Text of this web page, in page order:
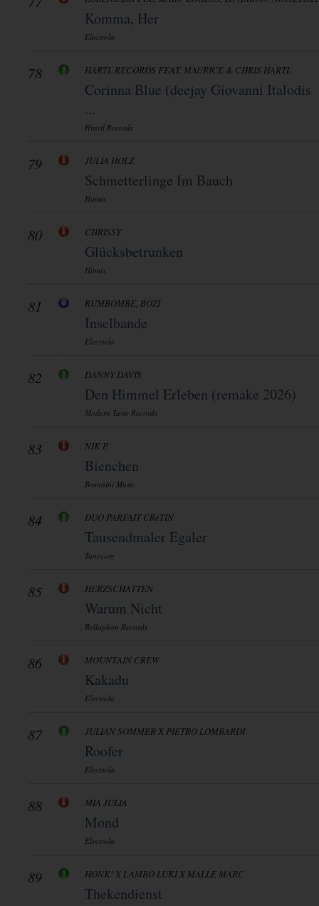
Komma, Her
Electrola
78 HARTL RECORDS FEAT. MAURICE & CHRIS HARTL
Corinna Blue (deejay Giovanni Italodis
...
Hrartl Records
79 JULIA HOLZ
Schmetterlinge Im Bauch
Hitmix
80 CHRISSY
Glücksbetrunken
Hitmix
81 RUMBOMBE, BOZI
Inselbande
Electrola
82 DANNY DAVIS
Den Himmel Erleben (remake 2026)
Modern Taste Records
83 NIK P.
Bienchen
Brannini Music
84 DUO PARFAIT CRéTIN
Tausendmaler Egaler
Tunecore
85 HERZSCHATTEN
Warum Nicht
Bellaphon Records
86 MOUNTAIN CREW
Kakadu
Electrola
87 JULIAN SOMMER X PIETRO LOMBARDI
Roofer
Electrola
88 MIA JULIA
Mond
Electrola
89 HONK! X LAMBO LUKI X MALLE MARC
Thekendienst